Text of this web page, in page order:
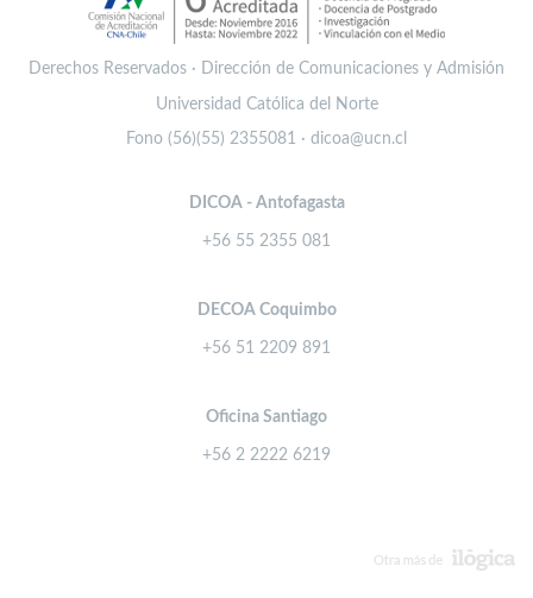
Derechos Reservados · Dirección de Comunicaciones y Admisión
Universidad Católica del Norte
Fono (56)(55) 2355081 · dicoa@ucn.cl
DICOA - Antofagasta
+56 55 2355 081
DECOA Coquimbo
+56 51 2209 891
Oficina Santiago
+56 2 2222 6219